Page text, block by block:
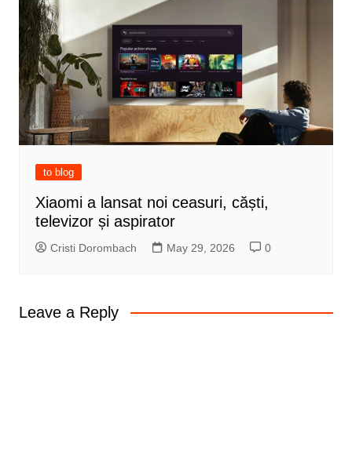
to blog
Xiaomi a lansat noi ceasuri, căști,
televizor și aspirator
Cristi Dorombach May 29, 2026 0
Leave a Reply